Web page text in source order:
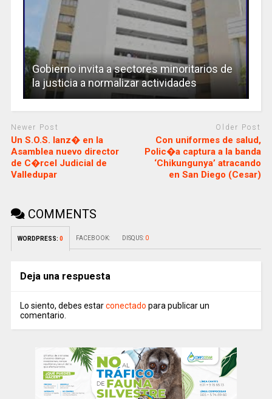
Gobierno invita a sectores minoritarios de
la justicia a normalizar actividades
Newer Post
Un S.O.S. lanz� en la
Asamblea nuevo director
de C�rcel Judicial de
Valledupar
Older Post
Con uniformes de salud,
Polic�a captura a la banda
‘Chikungunya’ atracando
en San Diego (Cesar)
COMMENTS
WORDPRESS: 0 FACEBOOK: DISQUS: 0
Deja una respuesta
Lo siento, debes estarconectado para publicar un
comentario.